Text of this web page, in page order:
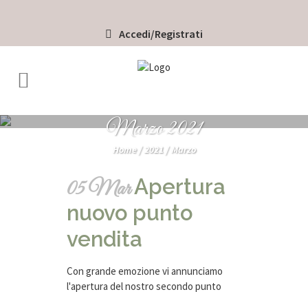
Accedi/Registrati
Marzo 2021
Home/ 2021/ Marzo
05 MarApertura
nuovo punto
vendita
Con grande emozione vi annunciamo
l'apertura del nostro secondo punto